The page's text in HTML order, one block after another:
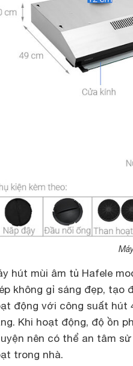
hút mùi âm tủ Hafele
không gỉ sáng đẹp, tạo
động với công suất hút
Khi hoạt động, độ ồn
nên có thể an tâm
trong nhà.